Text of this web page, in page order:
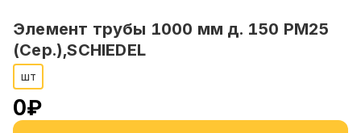
Элемент трубы 1000 мм д. 150 PM25
(Сер.),SCHIEDEL
шт
0₽